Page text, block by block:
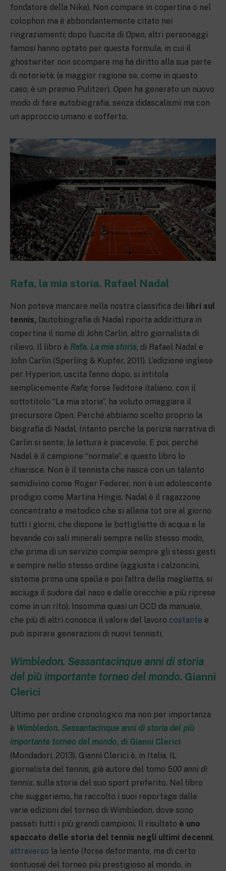
fondatore della Nike). Non compare in copertina o nel
colophon ma è abbondantemente citato nei
ringraziamenti; dopo l’uscita di Open, altri personaggi
famosi hanno optato per questa formula, in cui il
ghostwriter non scompare ma ha diritto alla sua parte
di notorietà. (a maggior ragione se, come in questo
caso, è un premio Pulitzer). Open ha generato un nuovo
modo di fare autobiografia, senza didascalismi ma con
un approccio umano e sofferto.
Rafa, la mia storia. Rafael Nadal
Non poteva mancare nella nostra classifica dei libri sul
tennis, l’autobiografia di Nadal riporta addirittura in
copertina il nome di John Carlin, altro giornalista di
rilievo. Il libro è Rafa. La mia storia, di Rafael Nadal e
John Carlin (Sperling & Kupfer, 2011). L’edizione inglese
per Hyperion, uscita l’anno dopo, si intitola
semplicemente Rafa; forse l’editore italiano, con il
sottotitolo “La mia storia”, ha voluto omaggiare il
precursore Open. Perché abbiamo scelto proprio la
biografia di Nadal. Intanto perché la perizia narrativa di
Carlin si sente, la lettura è piacevole. E poi, perché
Nadal è il campione “normale”, e questo libro lo
chiarisce. Non è il tennista che nasce con un talento
semidivino come Roger Federer, non è un adolescente
prodigio come Martina Hingis. Nadal è il ragazzone
concentrato e metodico che si allena tot ore al giorno
tutti i giorni, che dispone le bottigliette di acqua e le
bevande coi sali minerali sempre nello stesso modo,
che prima di un servizio compie sempre gli stessi gesti
e sempre nello stesso ordine (aggiusta i calzoncini,
sistema prima una spalla e poi l’altra della maglietta, si
asciuga il sudore dal naso e dalle orecchie a più riprese
come in un rito). Insomma quasi un OCD da manuale,
che più di altri conosce il valore del lavoro costante e
può ispirare generazioni di nuovi tennisti.
Wimbledon. Sessantacinque anni di storia
del più importante torneo del mondo. Gianni
Clerici
Ultimo per ordine cronologico ma non per importanza
è Wimbledon. Sessantacinque anni di storia del più
importante torneo del mondo, di Gianni Clerici
(Mondadori, 2013). Gianni Clerici è, in Italia, IL
giornalista del tennis, già autore del tomo 500 anni di
tennis, sulla storia del suo sport preferito. Nel libro
che suggeriamo, ha raccolto i suoi reportage dalle
varie edizioni del torneo di Wimbledon, dove sono
passati tutti i più grandi campioni. Il risultato è uno
spaccato delle storia del tennis negli ultimi decenni,
attraverso la lente (forse deformante, ma di certo
sontuosa) del torneo più prestigioso al mondo, in